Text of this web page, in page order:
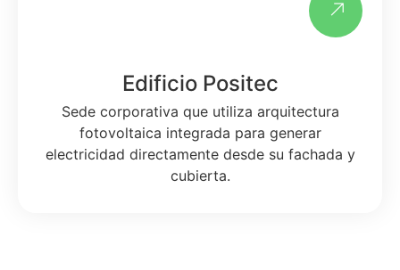
Edificio Positec
Sede corporativa que utiliza arquitectura
fotovoltaica integrada para generar
electricidad directamente desde su fachada y
cubierta.